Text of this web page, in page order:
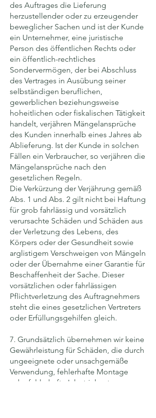
des Auftrages die Lieferung
herzustellender oder zu erzeugender
beweglicher Sachen und ist der Kunde
ein Unternehmer, eine juristische
Person des öffentlichen Rechts oder
ein öffentlich-rechtliches
Sondervermögen, der bei Abschluss
des Vertrages in Ausübung seiner
selbständigen beruflichen,
gewerblichen beziehungsweise
hoheitlichen oder fiskalischen Tätigkeit
handelt, verjähren Mängelansprüche
des Kunden innerhalb eines Jahres ab
Ablieferung. Ist der Kunde in solchen
Fällen ein Verbraucher, so verjähren die
Mängelansprüche nach den
gesetzlichen Regeln.
Die Verkürzung der Verjährung gemäß
Abs. 1 und Abs. 2 gilt nicht bei Haftung
für grob fahrlässig und vorsätzlich
verursachte Schäden und Schäden aus
der Verletzung des Lebens, des
Körpers oder der Gesundheit sowie
arglistigem Verschweigen von Mängeln
oder der Übernahme einer Garantie für
Beschaffenheit der Sache. Dieser
vorsätzlichen oder fahrlässigen
Pflichtverletzung des Auftragnehmers
steht die eines gesetzlichen Vertreters
oder Erfüllungsgehilfen gleich.
7. Grundsätzlich übernehmen wir keine
Gewährleistung für Schäden, die durch
ungeeignete oder unsachgemäße
Verwendung, fehlerhafte Montage
oder fehlerhafte Inbetriebsetzung